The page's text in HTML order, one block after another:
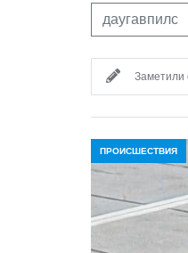
даугавпилс
Заметили
ПРОИСШЕСТВИЯ